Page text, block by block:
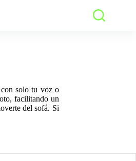
con solo tu voz o
facilitando un
del sofá. Si